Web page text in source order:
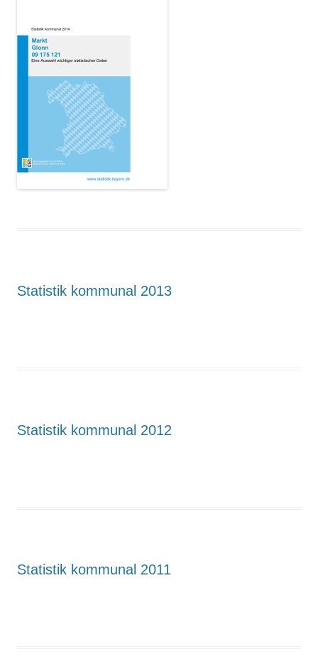
Statistik kommunal 2013
Statistik kommunal 2012
Statistik kommunal 2011